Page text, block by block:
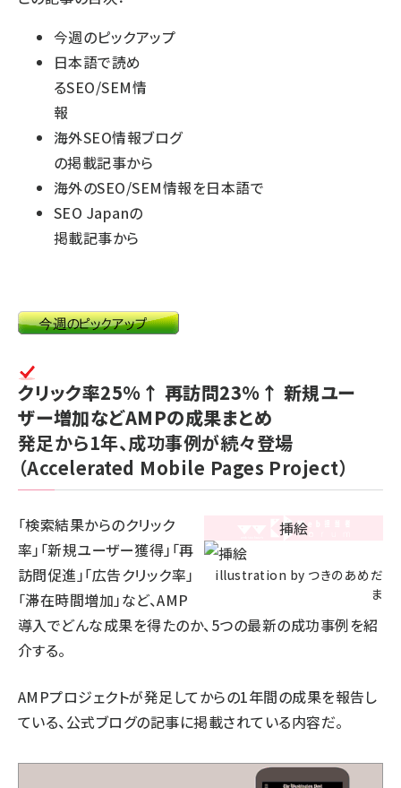
今週のピックアップ
日本語で読め
るSEO/SEM情
報
海外SEO情報ブログ
の掲載記事から
海外のSEO/SEM情報を日本語で
SEO Japanの
掲載記事から
クリック率25%↑ 再訪問23%↑ 新規ユー
ザー増加などAMPの成果まとめ
発足から1年、成功事例が続々登場
（Accelerated Mobile Pages Project）
illustration by つきのあめだ
ま
「検索結果からのクリック
率」「新規ユーザー獲得」「再
訪問促進」「広告クリック率」
「滞在時間増加」など、AMP
導入でどんな成果を得たのか、5つの最新の成功事例を紹
介する。
AMPプロジェクトが発足してからの1年間の成果を報告し
ている、公式ブログの記事に掲載されている内容だ。